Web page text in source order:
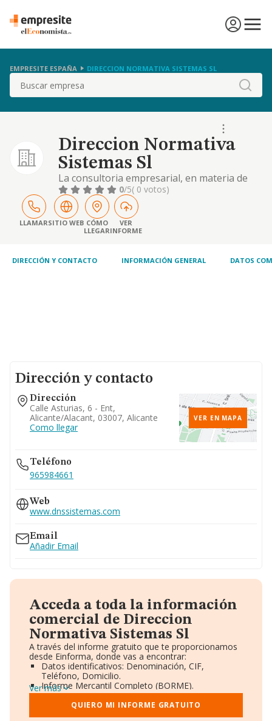
EMPRESITE ESPAÑA DIRECCION NORMATIVA SISTEMAS SL
Buscar
Direccion Normativa
Sistemas Sl
La consultoria empresarial, en materia de
calidad, medio ambiente y prevencion de
riesgos
0/5( 0 votos)
LLAMARSITIO WEB CÓMO
LLEGAR
VER
INFORME
DIRECCIÓN Y CONTACTO INFORMACIÓN GENERAL DATOS
Dirección y contacto
Dirección
Calle Asturias, 6 - Ent,
Alicante/alacant, 03007, Alicante
Como llegar
VER EN MAPA
Teléfono
965984661
Web
www.dnssistemas.com
Email
Añadir Email
Acceda a toda la información
comercial de Direccion
Normativa Sistemas Sl
A través del informe gratuito que te proporcionamos
desde Einforma, donde vas a encontrar:
Datos identificativos: Denominación, CIF,
Teléfono, Domicilio.
Informe Mercantil Completo (BORME).
Gráficos de Evolución Ventas y Empleados.
Consejo de Administración y Administradores.
Directivos y Ejecutivos.
Ver más
QUIERO MI INFORME GRATUITO